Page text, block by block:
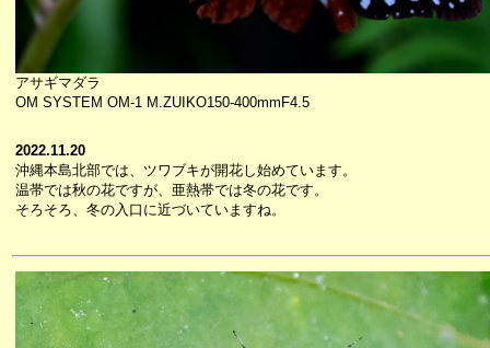
アサギマダラ
OM SYSTEM OM-1 M.ZUIKO150-400mmF4.5
2022.11.20
沖縄本島北部では、ツワブキが開花し始めています。
温帯では秋の花ですが、亜熱帯では冬の花です。
そろそろ、冬の入口に近づいていますね。